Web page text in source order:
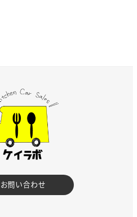
お問い合わせ